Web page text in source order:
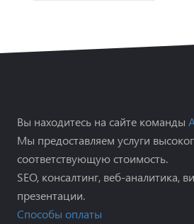
Вы находитесь на сайте команды
Мы предоставляем услуги
соответствующую стоимость.
SEO, консалтинг, веб-аналитика,
презентации.
Способы оплаты